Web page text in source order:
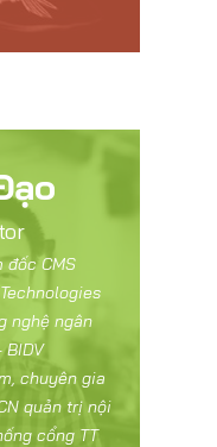
CMS
nghệ ngân
chuyên gia
quản trị nội
cổng TT